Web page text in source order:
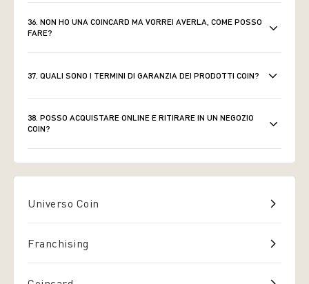
36. NON HO UNA COINCARD MA VORREI AVERLA, COME POSSO
FARE?
37. QUALI SONO I TERMINI DI GARANZIA DEI PRODOTTI COIN?
38. POSSO ACQUISTARE ONLINE E RITIRARE IN UN NEGOZIO
COIN?
Universo Coin
Franchising